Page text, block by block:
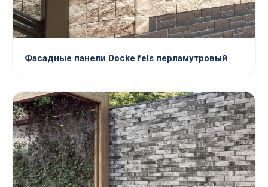
Фасадные панели Docke fels перламутровый